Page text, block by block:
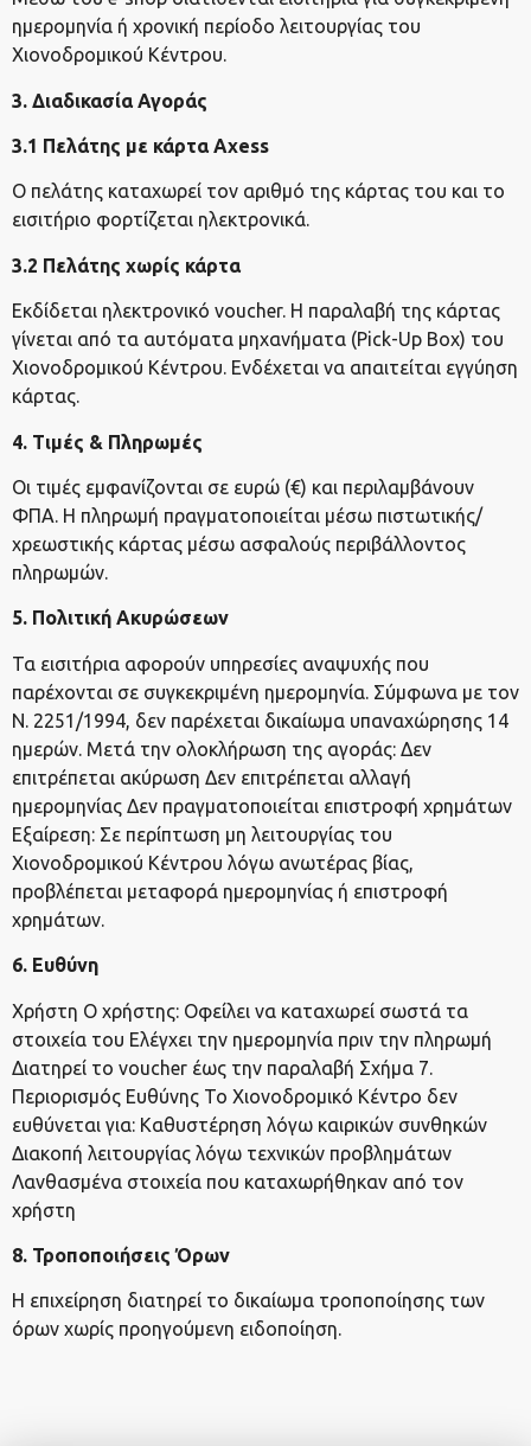
ημερομηνία ή χρονική περίοδο λειτουργίας του
Χιονοδρομικού Κέντρου.
3. Διαδικασία Αγοράς
3.1 Πελάτης με κάρτα Axess
Ο πελάτης καταχωρεί τον αριθμό της κάρτας του και το
εισιτήριο φορτίζεται ηλεκτρονικά.
3.2 Πελάτης χωρίς κάρτα
Εκδίδεται ηλεκτρονικό voucher. Η παραλαβή της κάρτας
γίνεται από τα αυτόματα μηχανήματα (Pick-Up Box) του
Χιονοδρομικού Κέντρου. Ενδέχεται να απαιτείται εγγύηση
κάρτας.
4. Τιμές & Πληρωμές
Οι τιμές εμφανίζονται σε ευρώ (€) και περιλαμβάνουν
ΦΠΑ. Η πληρωμή πραγματοποιείται μέσω πιστωτικής/
χρεωστικής κάρτας μέσω ασφαλούς περιβάλλοντος
πληρωμών.
5. Πολιτική Ακυρώσεων
Τα εισιτήρια αφορούν υπηρεσίες αναψυχής που
παρέχονται σε συγκεκριμένη ημερομηνία. Σύμφωνα με τον
Ν. 2251/1994, δεν παρέχεται δικαίωμα υπαναχώρησης 14
ημερών. Μετά την ολοκλήρωση της αγοράς: Δεν
επιτρέπεται ακύρωση Δεν επιτρέπεται αλλαγή
ημερομηνίας Δεν πραγματοποιείται επιστροφή χρημάτων
Εξαίρεση: Σε περίπτωση μη λειτουργίας του
Χιονοδρομικού Κέντρου λόγω ανωτέρας βίας,
προβλέπεται μεταφορά ημερομηνίας ή επιστροφή
χρημάτων.
6. Ευθύνη
Χρήστη Ο χρήστης: Οφείλει να καταχωρεί σωστά τα
στοιχεία του Ελέγχει την ημερομηνία πριν την πληρωμή
Διατηρεί το voucher έως την παραλαβή Σχήμα 7.
Περιορισμός Ευθύνης Το Χιονοδρομικό Κέντρο δεν
ευθύνεται για: Καθυστέρηση λόγω καιρικών συνθηκών
Διακοπή λειτουργίας λόγω τεχνικών προβλημάτων
Λανθασμένα στοιχεία που καταχωρήθηκαν από τον
χρήστη
8. Τροποποιήσεις Όρων
Η επιχείρηση διατηρεί το δικαίωμα τροποποίησης των
όρων χωρίς προηγούμενη ειδοποίηση.